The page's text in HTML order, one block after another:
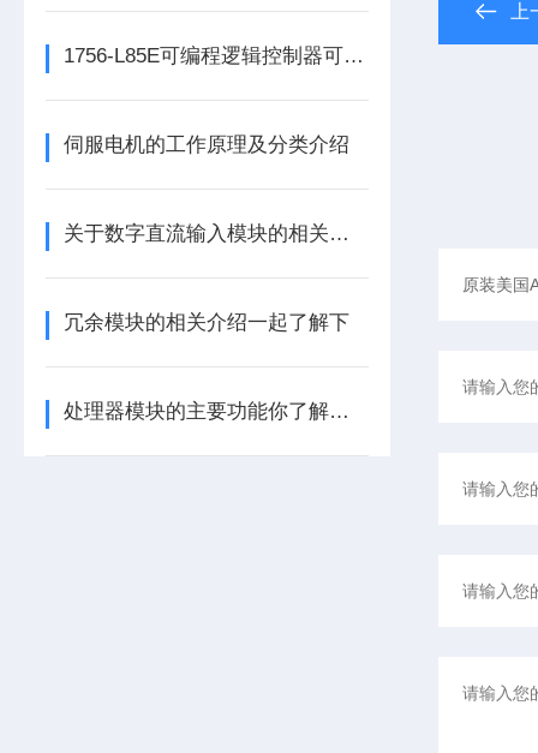
1756-L85E可编程逻辑控制器可满足多行业自动化精准控制需求
伺服电机的工作原理及分类介绍
关于数字直流输入模块的相关介绍
冗余模块的相关介绍一起了解下
处理器模块的主要功能你了解多少呢